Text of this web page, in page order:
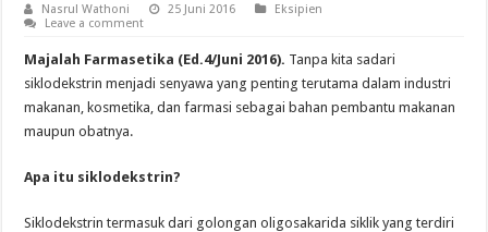
Nasrul Wathoni 25 Juni 2016
Eksipien
Leave a comment
Majalah Farmasetika (Ed.4/Juni 2016). Tanpa kita sadari
siklodekstrin menjadi senyawa yang penting terutama dalam industri
makanan, kosmetika, dan farmasi sebagai bahan pembantu makanan
maupun obatnya.
Apa itu siklodekstrin?
Siklodekstrin termasuk dari golongan oligosakarida siklik yang terdiri